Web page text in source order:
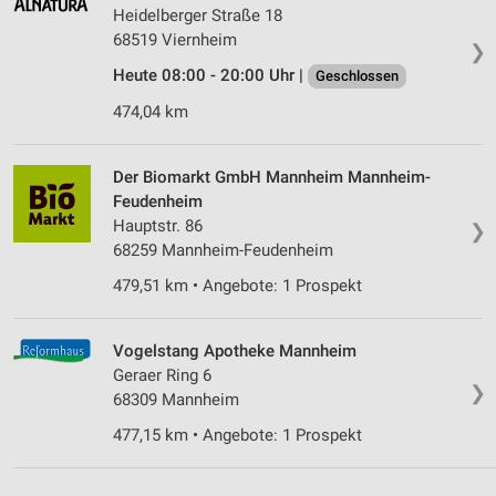
❯
Heidelberger Straße 18
68519 Viernheim
Heute 08:00 - 20:00 Uhr |
Geschlossen
474,04 km
❯
Der Biomarkt GmbH Mannheim Mannheim-
Feudenheim
Hauptstr. 86
68259 Mannheim-Feudenheim
479,51 km • Angebote: 1 Prospekt
❯
Vogelstang Apotheke Mannheim
Geraer Ring 6
68309 Mannheim
477,15 km • Angebote: 1 Prospekt
von Inhalten
Verwendung von Profilen zur Auswahl
personalisierter Inhalte
Messung der Werbeleistung
Analyse von Zielgruppen durch Statistiken oder
Kombinationen von Daten aus verschiedenen
Quellen
Entwicklung und Verbesserung der Angebote
Inhalten
IAB-Besonderheiten:
Verwendung genauer Standortdaten